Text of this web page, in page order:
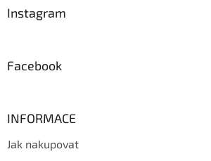
Instagram
Facebook
INFORMACE
Jak nakupovat